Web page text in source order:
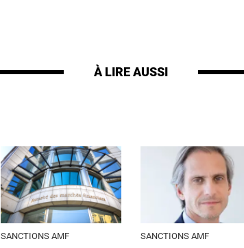
À LIRE AUSSI
SANCTIONS AMF SANCTIONS AMF